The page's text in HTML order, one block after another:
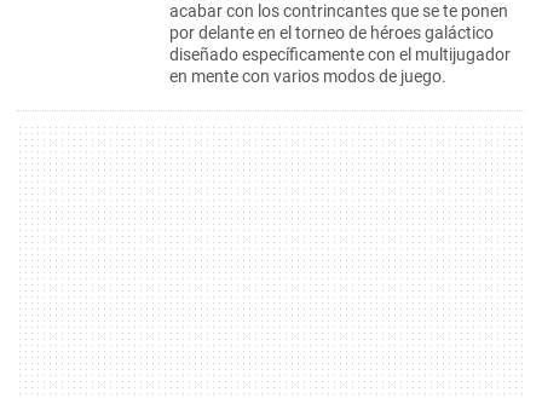
acabar con los contrincantes que se te ponen
por delante en el torneo de héroes galáctico
diseñado específicamente con el multijugador
en mente con varios modos de juego.